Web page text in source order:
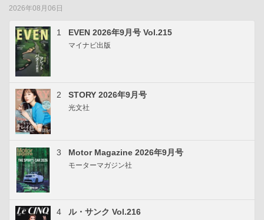
2026年08月06日
1 EVEN 2026年9月号 Vol.215
マイナビ出版
2 STORY 2026年9月号
光文社
3 Motor Magazine 2026年9月号
モーターマガジン社
4 ル・サンク Vol.216